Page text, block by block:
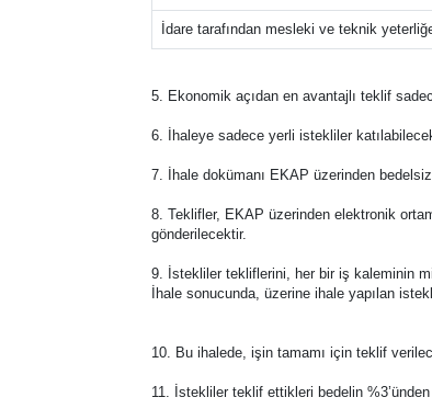
İdare tarafından mesleki ve teknik
5. Ekonomik açıdan en avantajlı teklif
6. İhaleye sadece yerli istekliler
7. İhale dokümanı EKAP üzerinden
8. Teklifler, EKAP üzerinden elektronik
gönderilecektir.
9. İstekliler tekliflerini, her bir iş kaleminin
İhale sonucunda, üzerine ihale yapılan
10. Bu ihalede, işin tamamı için teklif
11. İstekliler teklif ettikleri bedelin